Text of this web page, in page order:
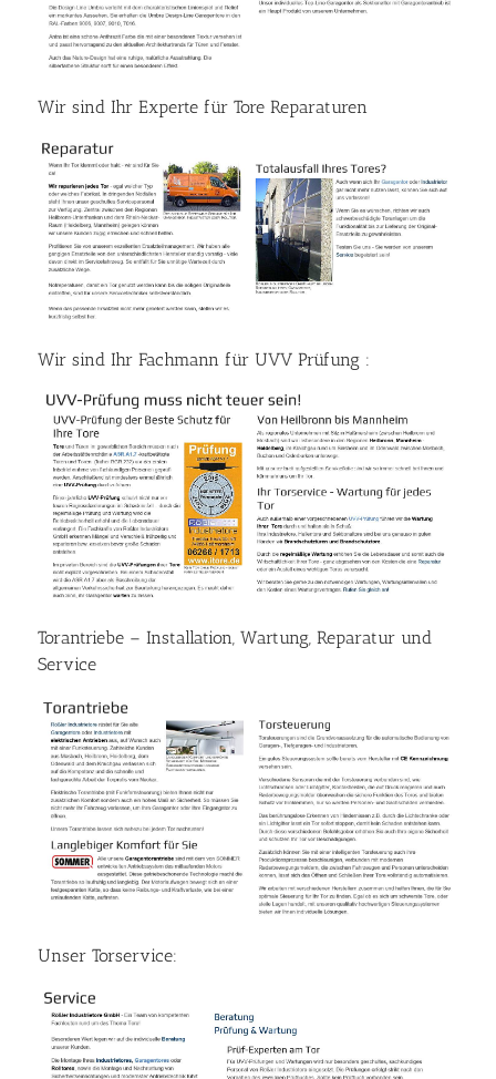
Wir sind Ihr Experte für Tore Reparaturen
Wir sind Ihr Fachmann für UVV Prüfung :
Torantriebe – Installation, Wartung, Reparatur und
Service
Unser Torservice: